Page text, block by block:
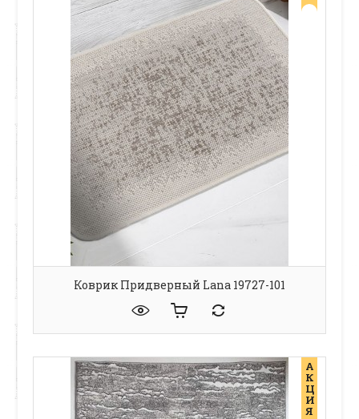
Коврик Придверный Lana 19727-101
А
К
Ц
И
Я